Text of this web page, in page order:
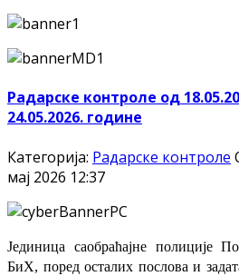
Радарске контроле од
24.05.2026. године
Категорија: Радарске контроле
мај 2026 12:37
Јединица саобраћајне полиције
БиХ, поред осталих послова и